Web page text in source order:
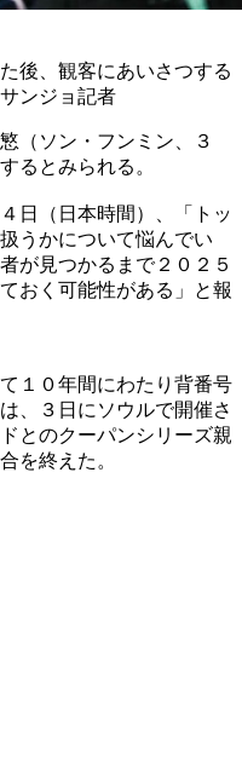
後、観客にあいさつする
ンジョ記者
（ソン・フンミン、３
るとみられる。
日（日本時間）、「トッ
うかについて悩んでい
が見つかるまで２０２５
おく可能性がある」と報
１０年間にわたり背番号
、３日にソウルで開催さ
とのクーパンシリーズ親
を終えた。